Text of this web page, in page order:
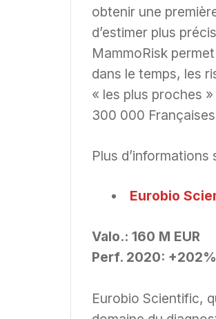
obtenir une
d’estimer plus
MammoRisk
dans le temps, les
« les plus proches
300 000
Plus
Eurobio
Valo.: 160 M EUR
Perf. 2020: +202%
Eurobio Scientific,